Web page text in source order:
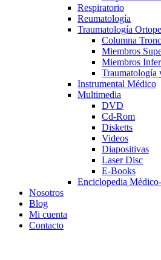
Respiratorio
Reumatología
Traumatología
Columna
Miembros
Miembros
Traumatología
Instrumental Médico
Multimedia
DVD
Cd-Rom
Disketts
Videos
Diapositivas
Laser Disc
E-Books
Enciclopedia
Nosotros
Blog
Mi cuenta
Contacto